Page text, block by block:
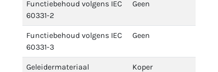
Functiebehoud volgens IEC
60331-2
Geen
Functiebehoud volgens IEC
60331-3
Geen
Geleidermateriaal Koper